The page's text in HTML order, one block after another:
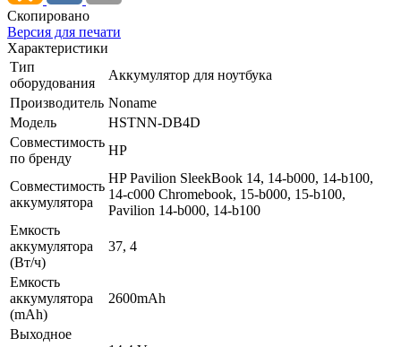
Скопировано
Версия для печати
Характеристики
Тип
оборудования
Аккумулятор для ноутбука
Производитель Noname
Модель
HSTNN-DB4D
Совместимость
по бренду
HP
Совместимость
аккумулятора
HP Pavilion SleekBook 14, 14-b000, 14-b100,
14-c000 Chromebook, 15-b000, 15-b100,
Pavilion 14-b000, 14-b100
Емкость
аккумулятора
(Вт/ч)
37, 4
Емкость
аккумулятора
(mAh)
2600mAh
Выходное